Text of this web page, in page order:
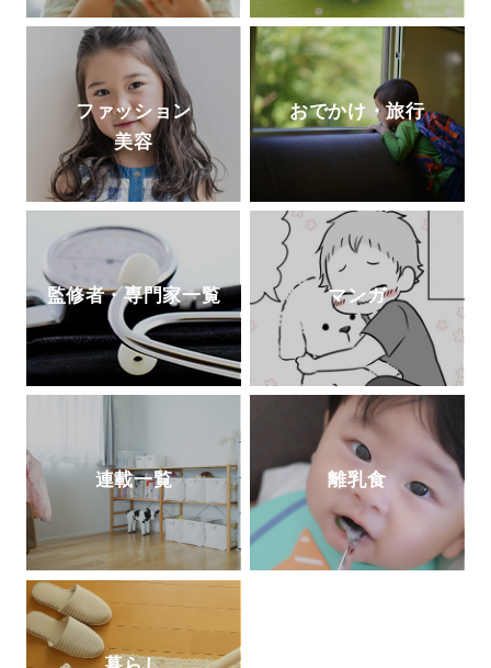
ファッション
美容
おでかけ・旅行
監修者・専門家一覧 マンガ
連載一覧 離乳食